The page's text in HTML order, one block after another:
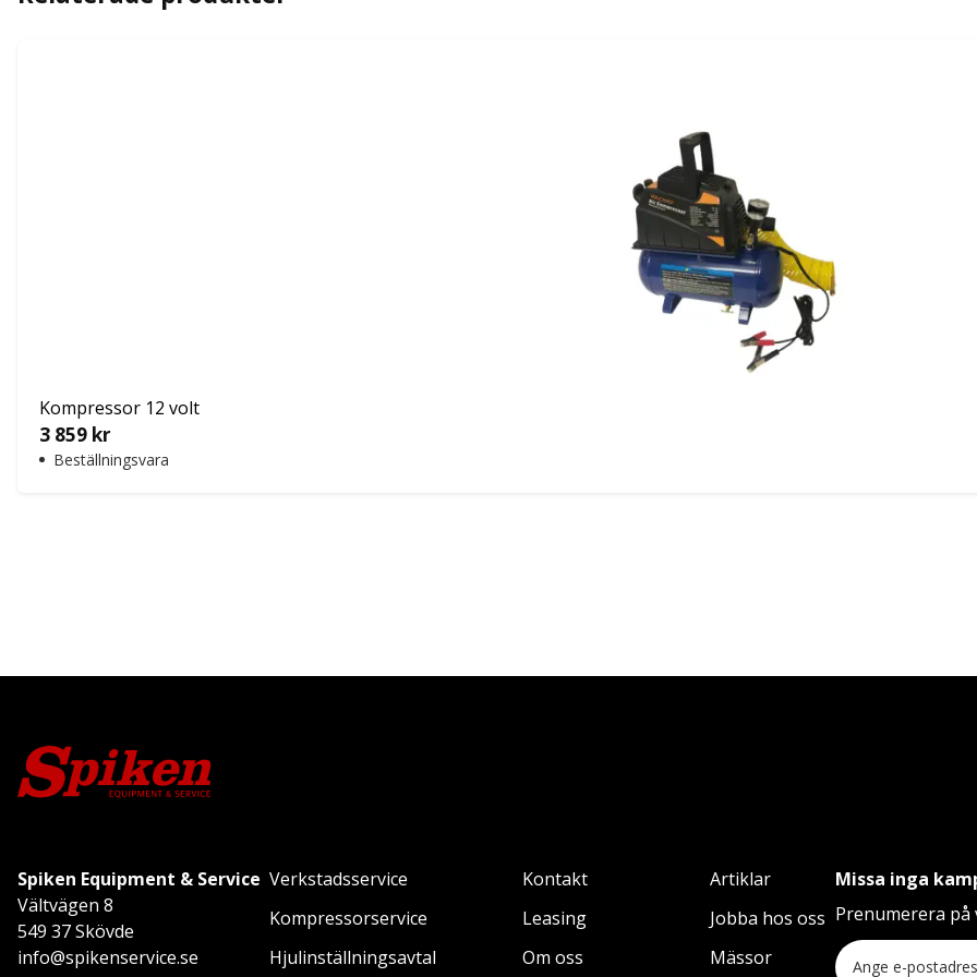
Kompressor 12 volt
3 859 kr
Beställningsvara
Spiken Equipment & Service
Vältvägen 8
549 37 Skövde
info@spikenservice.se
Verkstadsservice
Kompressorservice
Hjulinställningsavtal
Kontakt
Leasing
Om oss
Artiklar
Jobba hos oss
Mässor
Missa inga
Prenumerera